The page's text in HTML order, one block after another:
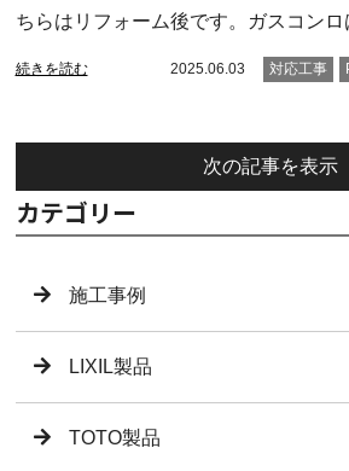
ちらはリフォーム後です。ガスコンロ
続きを読む 2025.06.03 対応工事
次の記事を表示
カテゴリー
施工事例
LIXIL製品
TOTO製品